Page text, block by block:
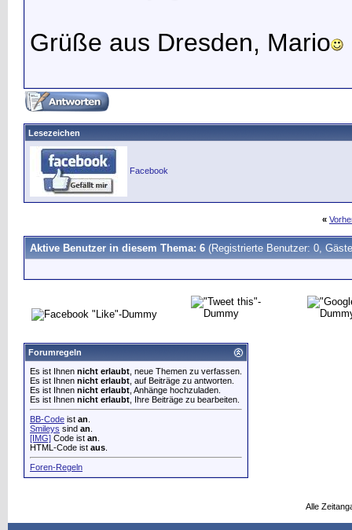
Grüße aus Dresden, Mario
Lesezeichen
Facebook
«
Aktive Benutzer in diesem Thema: 6 (Registrierte Benutzer: 0,
Forumregeln
Es ist Ihnen nicht erlaubt , neue Themen zu verfassen.
Es ist Ihnen nicht erlaubt , auf Beiträge zu antworten.
Es ist Ihnen nicht erlaubt , Anhänge hochzuladen.
Es ist Ihnen nicht erlaubt , Ihre Beiträge zu bearbeiten.
BB-Code ist an
Smileys sind an
[IMG] Code ist an
HTML-Code ist aus
Foren-Regeln
Alle